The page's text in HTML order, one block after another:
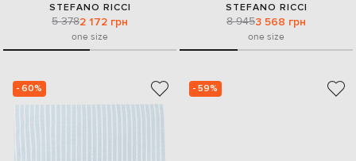
STEFANO RICCI
5 3782 172 грн
one size
STEFANO RICCI
8 9453 568 грн
one size
- 60% - 59%